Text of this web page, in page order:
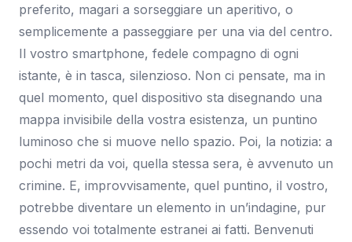
preferito, magari a sorseggiare un aperitivo, o
semplicemente a passeggiare per una via del centro.
Il vostro smartphone, fedele compagno di ogni
istante, è in tasca, silenzioso. Non ci pensate, ma in
quel momento, quel dispositivo sta disegnando una
mappa invisibile della vostra esistenza, un puntino
luminoso che si muove nello spazio. Poi, la notizia: a
pochi metri da voi, quella stessa sera, è avvenuto un
crimine. E, improvvisamente, quel puntino, il vostro,
potrebbe diventare un elemento in un’indagine, pur
essendo voi totalmente estranei ai fatti. Benvenuti